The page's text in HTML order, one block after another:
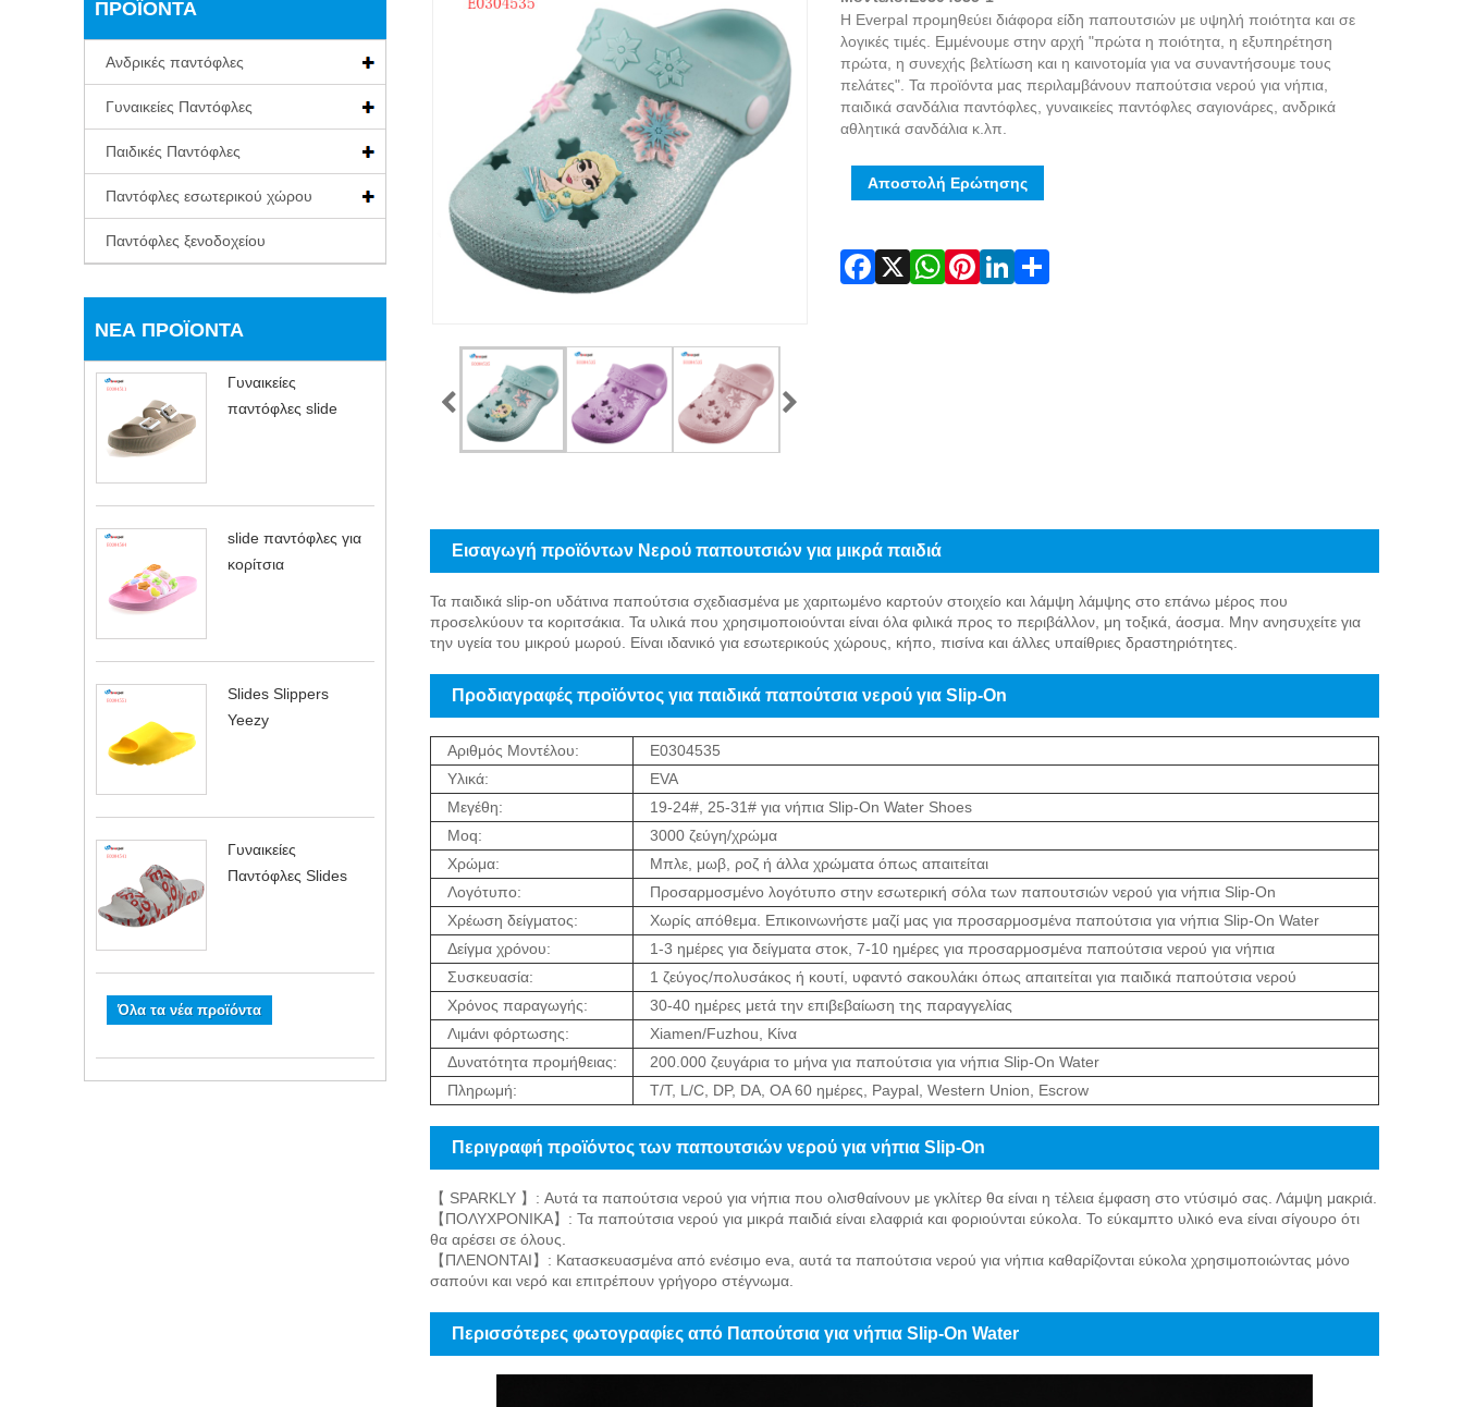
ΠΡΟΪΌΝΤΑ
Ανδρικές παντόφλες
Γυναικείες Παντόφλες
Παιδικές Παντόφλες
Παντόφλες εσωτερικού χώρου
Παντόφλες ξενοδοχείου
ΝΈΑ ΠΡΟΪΌΝΤΑ
Γυναικείες
παντόφλες slide
slide παντόφλες για
κορίτσια
Slides Slippers
Yeezy
Γυναικείες
Παντόφλες Slides
Όλα τα νέα προϊόντα
Η Everpal προμηθεύει διάφορα είδη παπουτσιών με υψηλή ποιότητα και σε
λογικές τιμές. Εμμένουμε στην αρχή "πρώτα η ποιότητα, η εξυπηρέτηση
πρώτα, η συνεχής βελτίωση και η καινοτομία για να συναντήσουμε τους
πελάτες". Τα προϊόντα μας περιλαμβάνουν παπούτσια νερού για νήπια,
παιδικά σανδάλια παντόφλες, γυναικείες παντόφλες σαγιονάρες, ανδρικά
αθλητικά σανδάλια κ.λπ.
Αποστολή Ερώτησης
Εισαγωγή προϊόντων Νερού παπουτσιών για μικρά παιδιά
Τα παιδικά slip-on υδάτινα παπούτσια σχεδιασμένα με χαριτωμένο καρτούν στοιχείο και λάμψη λάμψης στο επάνω μέρος που
προσελκύουν τα κοριτσάκια. Τα υλικά που χρησιμοποιούνται είναι όλα φιλικά προς το περιβάλλον, μη τοξικά, άοσμα. Μην ανησυχείτε για
την υγεία του μικρού μωρού. Είναι ιδανικό για εσωτερικούς χώρους, κήπο, πισίνα και άλλες υπαίθριες δραστηριότητες.
Προδιαγραφές προϊόντος για παιδικά παπούτσια νερού για Slip-On
Αριθμός Μοντέλου:
E0304535
Υλικά:
EVA
Μεγέθη:
19-24#, 25-31# για νήπια Slip-On Water Shoes
Moq:
3000 ζεύγη/χρώμα
Χρώμα:
Μπλε, μωβ, ροζ ή άλλα χρώματα όπως απαιτείται
Λογότυπο:
Προσαρμοσμένο λογότυπο στην εσωτερική σόλα των παπουτσιών νερού για νήπια Slip-On
Χρέωση δείγματος:
Χωρίς απόθεμα. Επικοινωνήστε μαζί μας για προσαρμοσμένα παπούτσια για νήπια Slip-On Water
Δείγμα χρόνου:
1-3 ημέρες για δείγματα στοκ, 7-10 ημέρες για προσαρμοσμένα παπούτσια νερού για νήπια
Συσκευασία:
1 ζεύγος/πολυσάκος ή κουτί, υφαντό σακουλάκι όπως απαιτείται για παιδικά παπούτσια νερού
Χρόνος παραγωγής:
30-40 ημέρες μετά την επιβεβαίωση της παραγγελίας
Λιμάνι φόρτωσης:
Xiamen/Fuzhou, Κίνα
Δυνατότητα προμήθειας:
200.000 ζευγάρια το μήνα για παπούτσια για νήπια Slip-On Water
Πληρωμή:
T/T, L/C, DP, DA, OA 60 ημέρες, Paypal, Western Union, Escrow
Περιγραφή προϊόντος των παπουτσιών νερού για νήπια Slip-On
【 SPARKLY 】: Αυτά τα παπούτσια νερού για νήπια που ολισθαίνουν με γκλίτερ θα είναι η τέλεια έμφαση στο ντύσιμό σας. Λάμψη μακριά.
【ΠΟΛΥΧΡΟΝΙΚΑ】: Τα παπούτσια νερού για μικρά παιδιά είναι ελαφριά και φοριούνται εύκολα. Το εύκαμπτο υλικό eva είναι σίγουρο ότι
θα αρέσει σε όλους.
【ΠΛΕΝΟΝΤΑΙ】: Κατασκευασμένα από ενέσιμο eva, αυτά τα παπούτσια νερού για νήπια καθαρίζονται εύκολα χρησιμοποιώντας μόνο
σαπούνι και νερό και επιτρέπουν γρήγορο στέγνωμα.
Περισσότερες φωτογραφίες από Παπούτσια για νήπια Slip-On Water